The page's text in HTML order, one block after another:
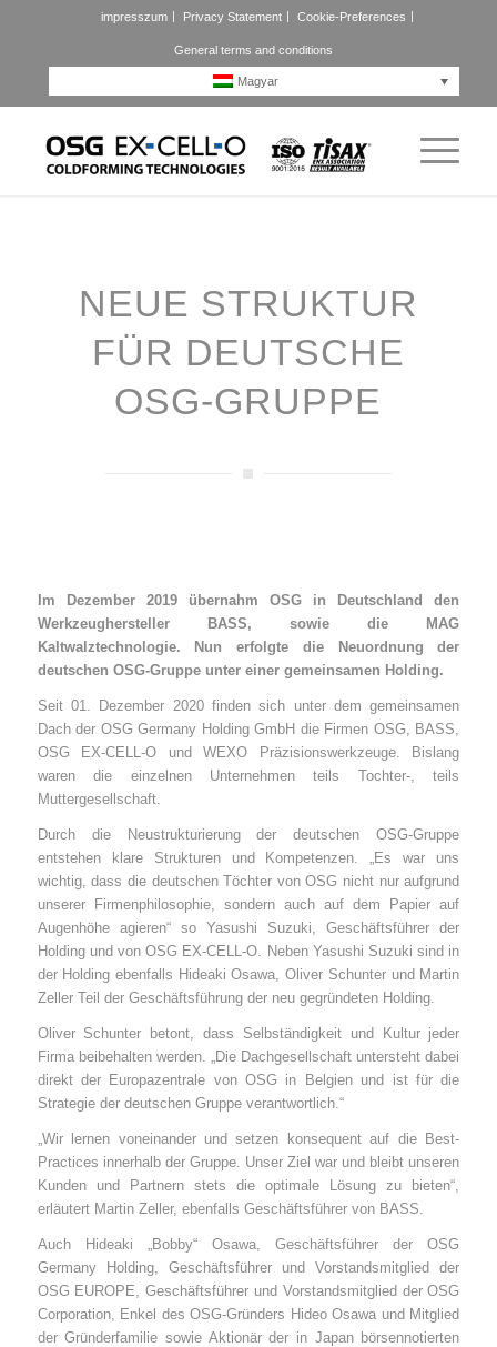
impresszum Privacy Statement Cookie-Preferences
General terms and conditions
Magyar
NEUE STRUKTUR
FÜR DEUTSCHE
OSG-GRUPPE
Im Dezember 2019 übernahm OSG in Deutschland den
Werkzeughersteller BASS, sowie die MAG
Kaltwalztechnologie. Nun erfolgte die Neuordnung der
deutschen OSG-Gruppe unter einer gemeinsamen Holding.
Seit 01. Dezember 2020 finden sich unter dem gemeinsamen
Dach der OSG Germany Holding GmbH die Firmen OSG, BASS,
OSG EX-CELL-O und WEXO Präzisionswerkzeuge. Bislang
waren die einzelnen Unternehmen teils Tochter-, teils
Muttergesellschaft.
Durch die Neustrukturierung der deutschen OSG-Gruppe
entstehen klare Strukturen und Kompetenzen. „Es war uns
wichtig, dass die deutschen Töchter von OSG nicht nur aufgrund
unserer Firmenphilosophie, sondern auch auf dem Papier auf
Augenhöhe agieren“ so Yasushi Suzuki, Geschäftsführer der
Holding und von OSG EX-CELL-O. Neben Yasushi Suzuki sind in
der Holding ebenfalls Hideaki Osawa, Oliver Schunter und Martin
Zeller Teil der Geschäftsführung der neu gegründeten Holding.
Oliver Schunter betont, dass Selbständigkeit und Kultur jeder
Firma beibehalten werden. „Die Dachgesellschaft untersteht dabei
direkt der Europazentrale von OSG in Belgien und ist für die
Strategie der deutschen Gruppe verantwortlich.“
„Wir lernen voneinander und setzen konsequent auf die Best-
Practices innerhalb der Gruppe. Unser Ziel war und bleibt unseren
Kunden und Partnern stets die optimale Lösung zu bieten“,
erläutert Martin Zeller, ebenfalls Geschäftsführer von BASS.
Auch Hideaki „Bobby“ Osawa, Geschäftsführer der OSG
Germany Holding, Geschäftsführer und Vorstandsmitglied der
OSG EUROPE, Geschäftsführer und Vorstandsmitglied der OSG
Corporation, Enkel des OSG-Gründers Hideo Osawa und Mitglied
der Gründerfamilie sowie Aktionär der in Japan börsennotierten